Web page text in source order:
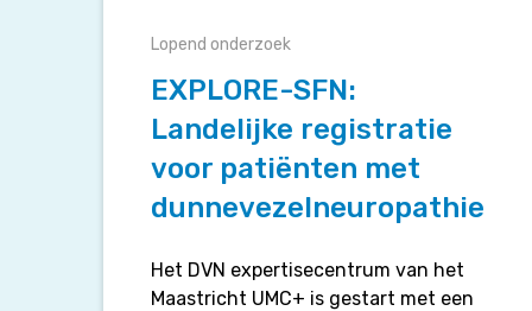
Landelijke
registratie
patiënten
dunnevezelneuropathie
Lopend onderzoek
EXPLORE-SFN:
Landelijke registratie
voor patiënten met
dunnevezelneuropathie
Het DVN expertisecentrum van het
Maastricht UMC+ is gestart met een